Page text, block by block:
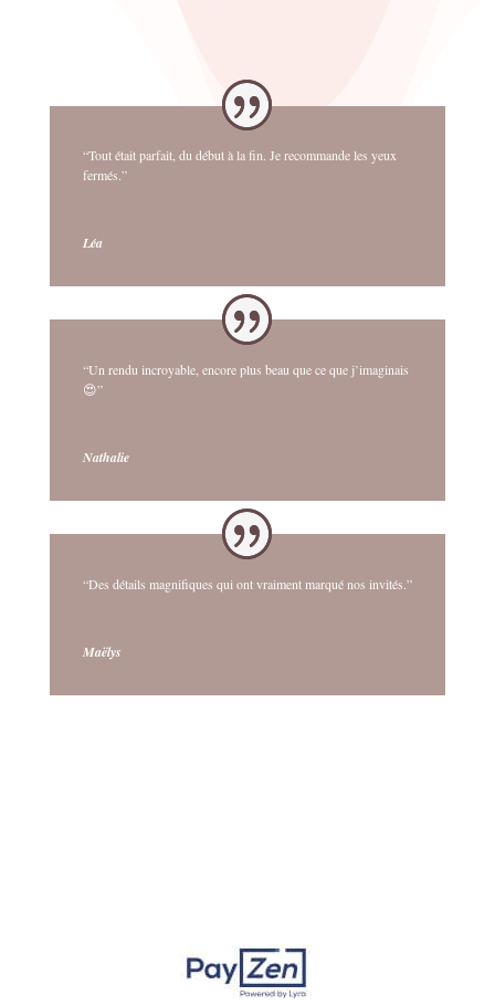
“Tout était parfait, du début à la fin. Je recommande les yeux
fermés.”
Léa
“Un rendu incroyable, encore plus beau que ce que j’imaginais
😍”
Nathalie
“Des détails magnifiques qui ont vraiment marqué nos invités.”
Maëlys